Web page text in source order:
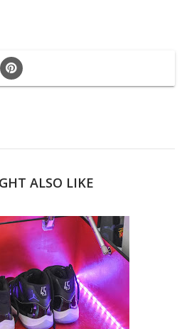
ALSO LIKE